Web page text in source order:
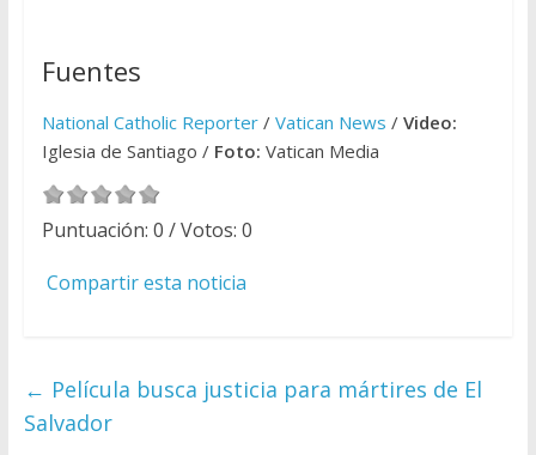
Fuentes
National Catholic Reporter/ Vatican News / Video:
Iglesia de Santiago / Foto: Vatican Media
Puntuación: 0 / Votos: 0
Compartir esta noticia
← Película busca justicia para mártires de El
Salvador